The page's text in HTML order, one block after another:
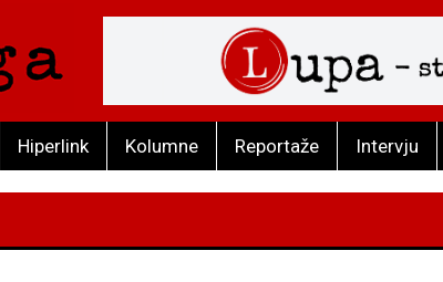
Hiperlink Kolumne Reportaže Intervju